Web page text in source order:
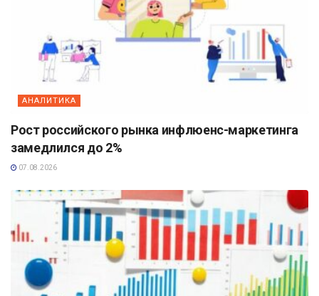
АНАЛИТИКА
Рост российского рынка инфлюенс-маркетинга
замедлился до 2%
07.08.2026